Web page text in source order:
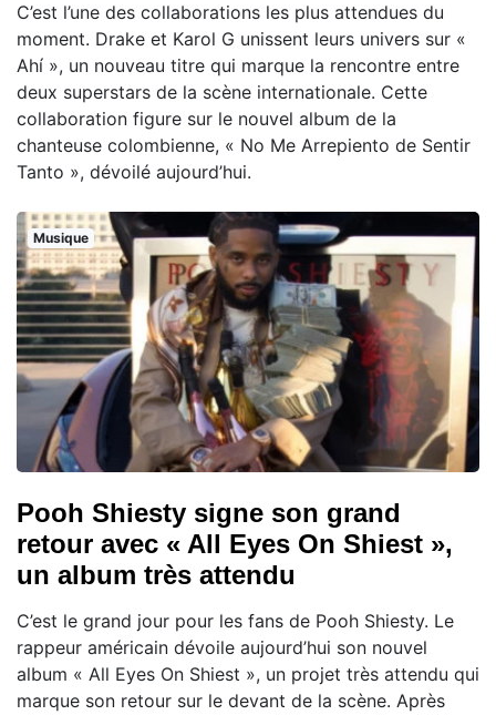
C’est l’une des collaborations les plus attendues du
moment. Drake et Karol G unissent leurs univers sur «
Ahí », un nouveau titre qui marque la rencontre entre
deux superstars de la scène internationale. Cette
collaboration figure sur le nouvel album de la
chanteuse colombienne, « No Me Arrepiento de Sentir
Tanto », dévoilé aujourd’hui.
Musique
Pooh Shiesty signe son grand
retour avec « All Eyes On Shiest »,
un album très attendu
C’est le grand jour pour les fans de Pooh Shiesty. Le
rappeur américain dévoile aujourd’hui son nouvel
album « All Eyes On Shiest », un projet très attendu qui
marque son retour sur le devant de la scène. Après